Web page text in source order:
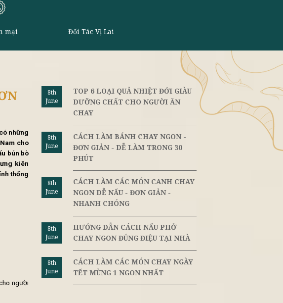
Khuyến mại Đối Tác Vị Lai
- ĐƠN
vùng miền đều có những
Trung, từ miền Nam cho
đến bạn cách nấu bún bò
Trung cằn cỗi nhưng kiên
bún bò Huế chính thống
8th
June
TOP 6 LOẠI QUẢ NHIỆT ĐỚI
DƯỠNG CHẤT CHO NGƯỜI ĂN
CHAY
8th
June
CÁCH LÀM BÁNH CHAY NGON
ĐƠN GIẢN - DỄ LÀM TRONG 30
PHÚT
8th
June
CÁCH LÀM CÁC MÓN CANH
NGON DỄ NẤU - ĐƠN GIẢN -